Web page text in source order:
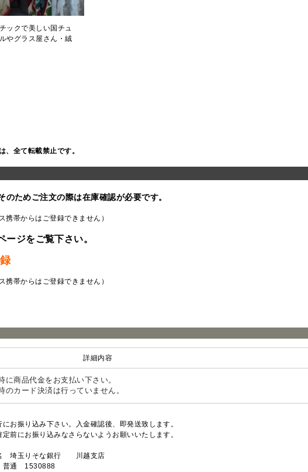
ックで美しい国チュ
やグラス屋さん・絨
、全て転載禁止です。
ためご注文の際は在庫確認が必要です。
帯からはご登録できません）
ジをご覧下さい。
帯からはご登録できません）
細内容
に商品代金をお支払い下さい。
のカード決済は行っていません。
にお振り込み下さい。入金確認後、即発送致します。
前にお振り込みなさらないようお願いいたします。
埼玉りそな銀行 川越支店
普通 1530888